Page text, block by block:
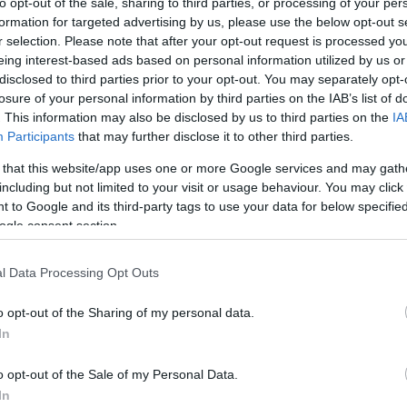
for targeted advertising by us, please use the below opt-out
selection. Please note that after your opt-out request is processed
interest-based ads based on personal information utilized by us
to third parties prior to your opt-out. You may separately
of your personal information by third parties on the IAB’s list of
This information may also be disclosed by us to third parties on the
Participants that may further disclose it to other third parties.
that this website/app uses one or more Google services and may
but not limited to your visit or usage behaviour. You may
to Google and its third-party tags to use your data for below
consent section.
Data Processing Opt Outs
opt-out of the Sharing of my personal data.
opt-out of the Sale of my Personal Data.
társulatával bemutatott Nexxt et, s azt a három
at, a Schaubühne társulatával közös workshop
Phaidrá t és a tavaly szilveszterkor alkalmilag játszott
ám nem Schilling rendezte Nézőművészeti
a szövegek többnyire a bemutatóval párhuzamosan
alakította ki. (A Közellenség első változatát annak
előadásban kialakult végső verziót vette fel a kötetbe.)
kozep}
a színház szempontjai nem hatnak bénítólag az íróra,
szereplő drámák az előadások ismerete nélkül,
Paravarieté kivételével egyértelmű irodalmi értéket
végig a szövegeket, alighanem azt is konstatálja,
legalábbis olvasva is az előadásként revelatív
is sikerületlennek érzett Nexxt a leggyengébb drámájának.
érdeklődése, különböző nyelvi rétegek vegyítése, a